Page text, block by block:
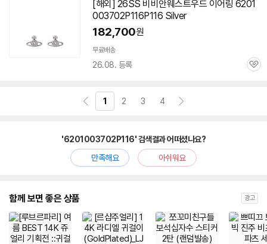
[해외] 26SS 비비안웨스트우드 이어링 6201
003702P116P116 Silver
182,700원
무료배송
26.08. 등록
관
1 2 3 4
'6201003702P116' 검색결과 어떠셨나요?
만족해요
아쉬워요
함께 보면 좋은 상품 광고